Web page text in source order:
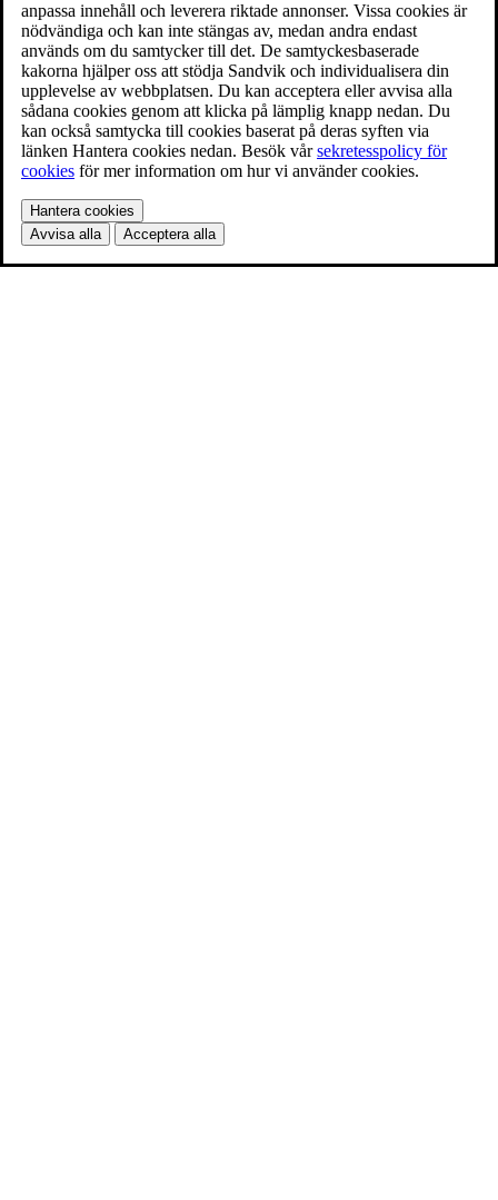
anpassa innehåll och leverera riktade annonser. Vissa cookies är
nödvändiga och kan inte stängas av, medan andra endast
används om du samtycker till det. De samtyckesbaserade
kakorna hjälper oss att stödja Sandvik och individualisera din
upplevelse av webbplatsen. Du kan acceptera eller avvisa alla
sådana cookies genom att klicka på lämplig knapp nedan. Du
kan också samtycka till cookies baserat på deras syften via
länken Hantera cookies nedan. Besök vårsekretesspolicy för
cookies för mer information om hur vi använder cookies.
Hantera cookies
Avvisa alla
Acceptera alla